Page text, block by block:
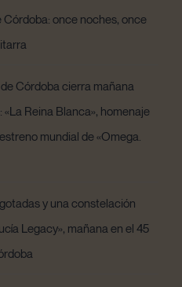
once noches, once
Córdoba cierra mañana
Reina Blanca», homenaje
mundial de «Omega.
y una constelación
Legacy», mañana en el 45